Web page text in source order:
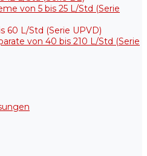
von 5 bis 25 L/Std (Serie
60 L/Std (Serie UPVD)
von 40 bis 210 L/Std (Serie